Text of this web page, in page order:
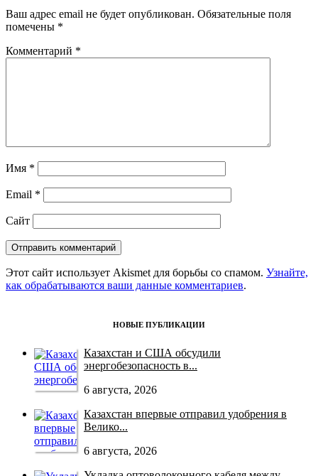
Ваш адрес email не будет опубликован. Обязательные поля
помечены *
Комментарий *
Имя *
Email *
Сайт
Этот сайт использует Akismet для борьбы со спамом. Узнайте,
как обрабатываются ваши данные комментариев.
НОВЫЕ ПУБЛИКАЦИИ
Казахстан и США обсудили
энергобезопасность в...
6 августа, 2026
Казахстан впервые отправил удобрения в
Велико...
6 августа, 2026